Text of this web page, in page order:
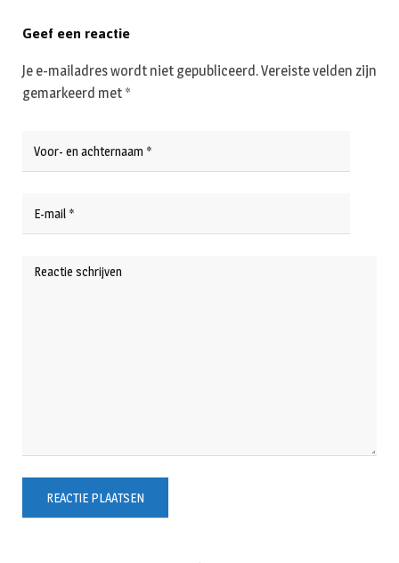
Geef een reactie
Je e-mailadres wordt niet gepubliceerd.Vereiste velden zijn
gemarkeerd met *